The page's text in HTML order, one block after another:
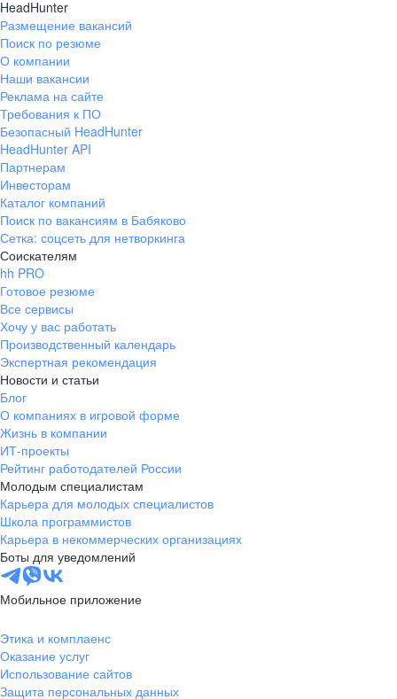
HeadHunter
Размещение вакансий
Поиск по резюме
О компании
Наши вакансии
Реклама на сайте
Требования к ПО
Безопасный HeadHunter
HeadHunter API
Партнерам
Инвесторам
Каталог компаний
Поиск по вакансиям в Бабяково
Сетка: соцсеть для нетворкинга
Соискателям
hh PRO
Готовое резюме
Все сервисы
Хочу у вас работать
Производственный календарь
Экспертная рекомендация
Новости и статьи
Блог
О компаниях в игровой форме
Жизнь в компании
ИТ-проекты
Рейтинг работодателей России
Молодым специалистам
Карьера для молодых специалистов
Школа программистов
Карьера в некоммерческих организациях
Боты для уведомлений
Мобильное приложение
Этика и комплаенс
Оказание услуг
Использование сайтов
Защита персональных данных